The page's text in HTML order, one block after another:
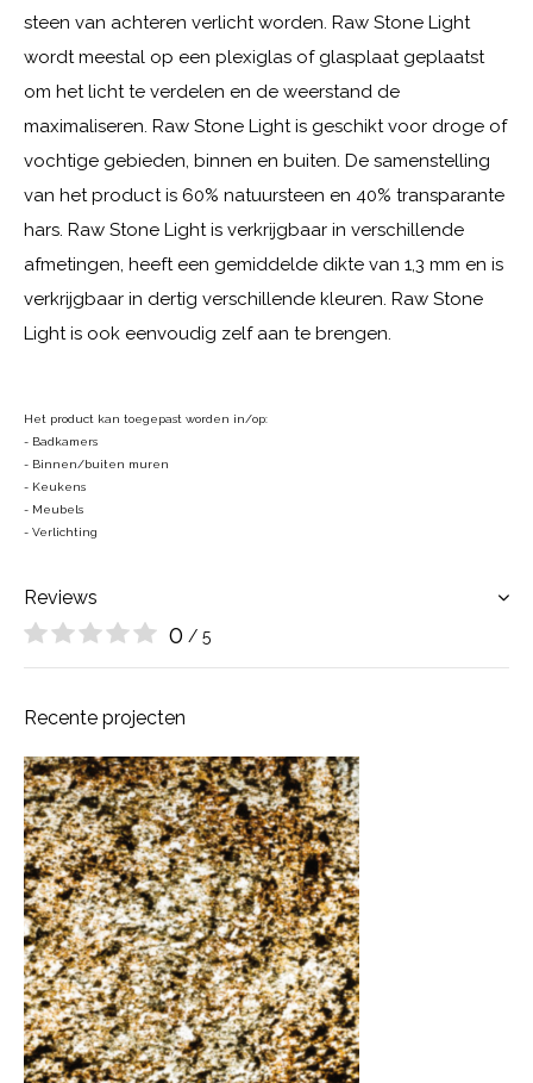
steen van achteren verlicht worden. Raw Stone Light
wordt meestal op een plexiglas of glasplaat geplaatst
om het licht te verdelen en de weerstand de
maximaliseren. Raw Stone Light is geschikt voor droge of
vochtige gebieden, binnen en buiten. De samenstelling
van het product is 60% natuursteen en 40% transparante
hars. Raw Stone Light is verkrijgbaar in verschillende
afmetingen, heeft een gemiddelde dikte van 1,3 mm en is
verkrijgbaar in dertig verschillende kleuren. Raw Stone
Light is ook eenvoudig zelf aan te brengen.
Het product kan toegepast worden in/op:
- Badkamers
- Binnen/buiten muren
- Keukens
- Meubels
- Verlichting
Reviews
0 / 5
Recente projecten